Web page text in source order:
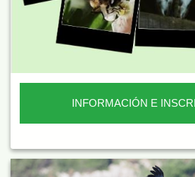
INFORMACIÓN E